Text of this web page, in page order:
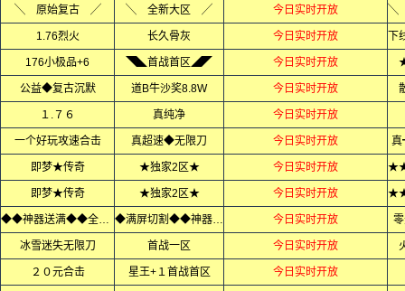
╲ 原始复古 ╱ ╲ 全新大区 ╱ 今日实时开放
1.76烈火 长久骨灰 今日实时开放
176小极品+6 ◥◣首战首区◢◤ 今日实时开放
公益◆复古沉默 道B牛沙奖8.8W 今日实时开放
１.７６ 真纯净 今日实时开放
一个好玩攻速合击 真超速◆无限刀 今日实时开放
即梦★传奇 ★独家2区★ 今日实时开放
即梦★传奇 ★独家2区★ 今日实时开放
◆◆神器送满◆◆全屏轰炸◆ ◆满屏切割◆◆神器无限刀◆ 今日实时开放
冰雪迷失无限刀 首战一区 今日实时开放
２０元合击 星王+１首战首区 今日实时开放